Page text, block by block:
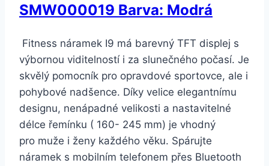
SMW000019 Barva: Modrá
Fitness náramek I9 má barevný TFT displej s
výbornou viditelností i za slunečného počasí. Je
skvělý pomocník pro opravdové sportovce, ale i
pohybové nadšence. Díky velice elegantnímu
designu, nenápadné velikosti a nastavitelné
délce řemínku ( 160- 245 mm) je vhodný
pro muže i ženy každého věku. Spárujte
náramek s mobilním telefonem přes Bluetooth